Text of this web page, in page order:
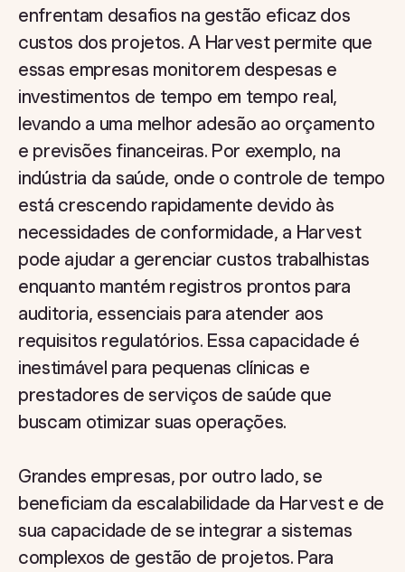
enfrentam desafios na gestão eficaz dos
custos dos projetos. A Harvest permite que
essas empresas monitorem despesas e
investimentos de tempo em tempo real,
levando a uma melhor adesão ao orçamento
e previsões financeiras. Por exemplo, na
indústria da saúde, onde o controle de tempo
está crescendo rapidamente devido às
necessidades de conformidade, a Harvest
pode ajudar a gerenciar custos trabalhistas
enquanto mantém registros prontos para
auditoria, essenciais para atender aos
requisitos regulatórios. Essa capacidade é
inestimável para pequenas clínicas e
prestadores de serviços de saúde que
buscam otimizar suas operações.
Grandes empresas, por outro lado, se
beneficiam da escalabilidade da Harvest e de
sua capacidade de se integrar a sistemas
complexos de gestão de projetos. Para